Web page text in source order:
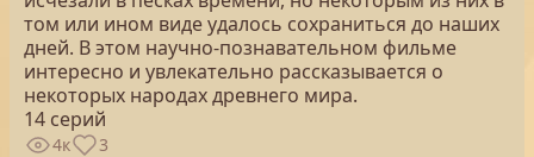
том или ином виде удалось сохраниться до наших
дней. В этом научно-познавательном фильме
интересно и увлекательно рассказывается о
некоторых народах древнего мира.
14 серий
4к 3